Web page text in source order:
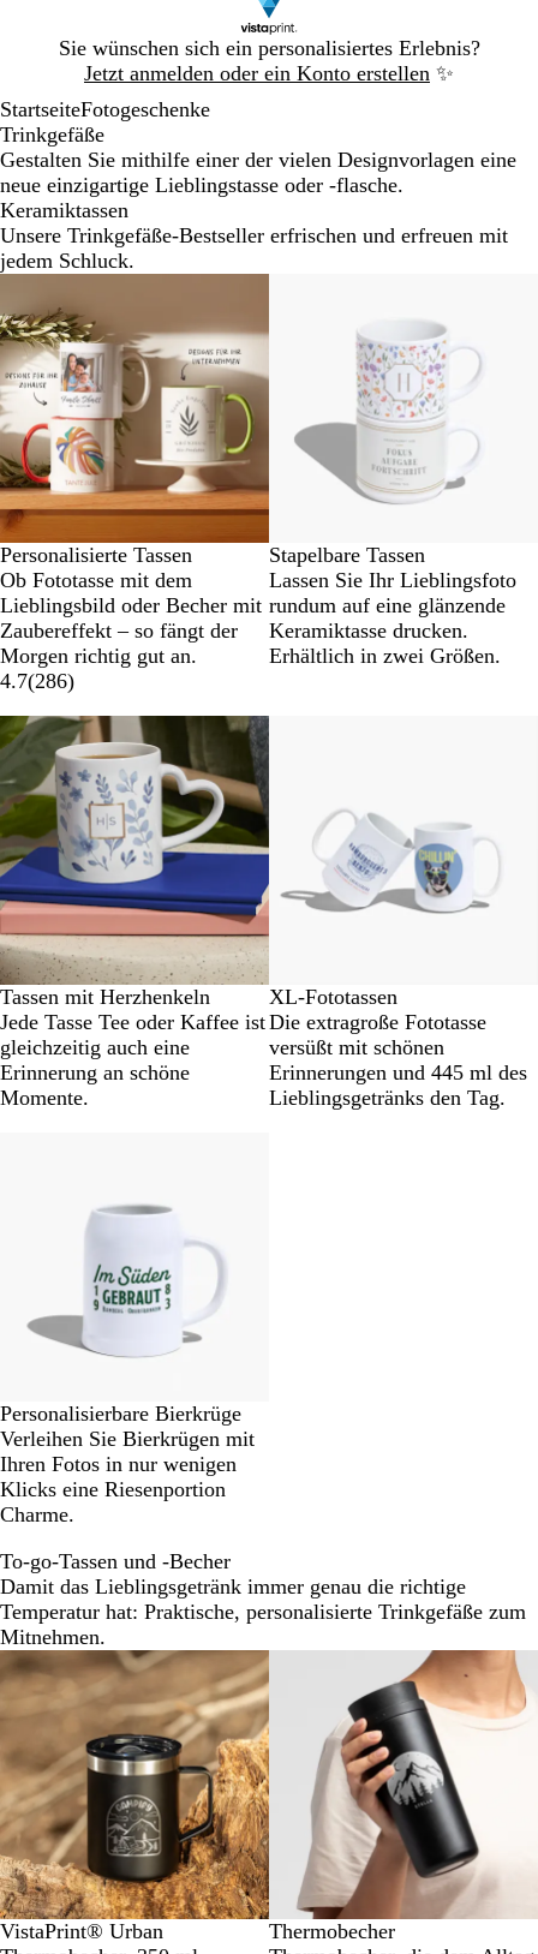
Sie wünschen sich ein personalisiertes Erlebnis?
Jetzt anmelden oder ein Konto erstellen ✨
Galeriebild
1
StartseiteFotogeschenke
Trinkgefäße
Gestalten Sie mithilfe einer der vielen Designvorlagen eine
neue einzigartige Lieblingstasse oder -flasche.
Keramiktassen
Unsere Trinkgefäße-Bestseller erfrischen und erfreuen mit
jedem Schluck.
Personalisierte Tassen
Ob Fototasse mit dem
Lieblingsbild oder Becher mit
Zaubereffekt – so fängt der
Morgen richtig gut an.
4.7(286)
Stapelbare Tassen
Lassen Sie Ihr Lieblingsfoto
rundum auf eine glänzende
Keramiktasse drucken.
Erhältlich in zwei Größen.
Tassen mit Herzhenkeln
Jede Tasse Tee oder Kaffee ist
gleichzeitig auch eine
Erinnerung an schöne
Momente.
XL-Fototassen
Die extragroße Fototasse
versüßt mit schönen
Erinnerungen und 445 ml des
Lieblingsgetränks den Tag.
Personalisierbare Bierkrüge
Verleihen Sie Bierkrügen mit
Ihren Fotos in nur wenigen
Klicks eine Riesenportion
Charme.
To-go-Tassen und -Becher
Damit das Lieblingsgetränk immer genau die richtige
Temperatur hat: Praktische, personalisierte Trinkgefäße zum
Mitnehmen.
VistaPrint® Urban
Thermobecher